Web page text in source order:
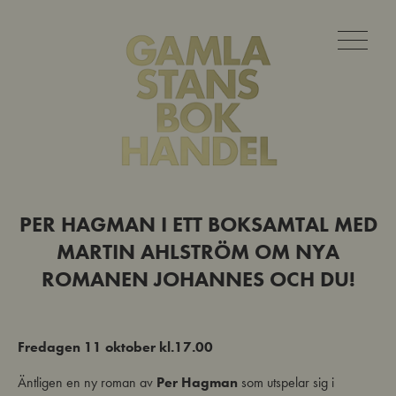
PER HAGMAN I ETT BOKSAMTAL MED
MARTIN AHLSTRÖM OM NYA
ROMANEN JOHANNES OCH DU!
Fredagen 11 oktober kl.17.00
Äntligen en ny roman av Per Hagman som utspelar sig i